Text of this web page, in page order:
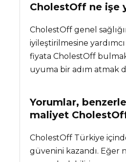
CholestOff ne işe
CholestOff genel
iyileştirilmesine
fiyata CholestOff
uyuma bir adım atmak
Yorumlar,
maliyet
CholestOff Türkiye
güvenini kazandı. Eğer